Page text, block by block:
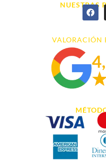
NUESTRAS
VALORACIÓN